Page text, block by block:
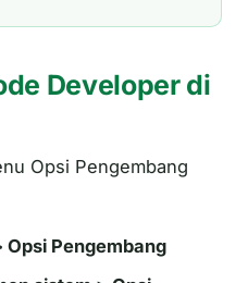
Developer di
Opsi Pengembang
Pengembang